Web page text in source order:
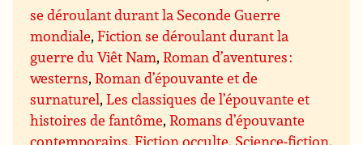
se déroulant durant la Seconde Guerre
mondiale,Fiction se déroulant durant la
guerre du Viêt Nam,Roman d’aventures :
westerns,Roman d’épouvante et de
surnaturel,Les classiques de l’épouvante et
histoires de fantôme,Romans d’épouvante
contemporains,Fiction occulte, Science-fiction,